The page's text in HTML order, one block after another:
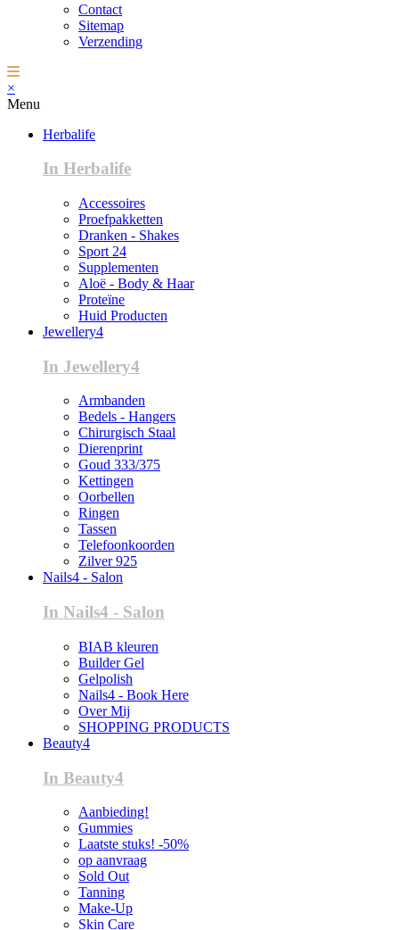
Contact
Sitemap
Verzending
×
Menu
Herbalife
In Herbalife
Accessoires
Proefpakketten
Dranken - Shakes
Sport 24
Supplementen
Aloë - Body & Haar
Proteïne
Huid Producten
Jewellery4
In Jewellery4
Armbanden
Bedels - Hangers
Chirurgisch Staal
Dierenprint
Goud 333/375
Kettingen
Oorbellen
Ringen
Tassen
Telefoonkoorden
Zilver 925
Nails4 - Salon
In Nails4 - Salon
BIAB kleuren
Builder Gel
Gelpolish
Nails4 - Book Here
Over Mij
SHOPPING PRODUCTS
Beauty4
In Beauty4
Aanbieding!
Gummies
Laatste stuks! -50%
op aanvraag
Sold Out
Tanning
Make-Up
Skin Care